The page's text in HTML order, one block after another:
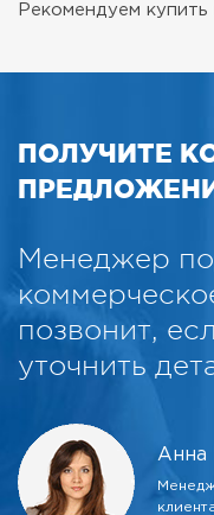
Рекомендуем купить
ПОЛУЧИТЕ
Менеджер
позвонит,
уточнить
Анна